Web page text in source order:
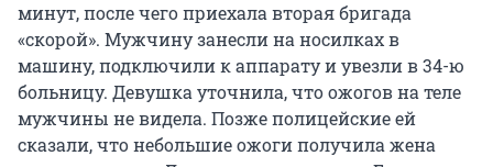
минут, после чего приехала вторая бригада
«скорой». Мужчину занесли на носилках в
машину, подключили к аппарату и увезли в 34-ю
больницу. Девушка уточнила, что ожогов на теле
мужчины не видела. Позже полицейские ей
сказали, что небольшие ожоги получила жена